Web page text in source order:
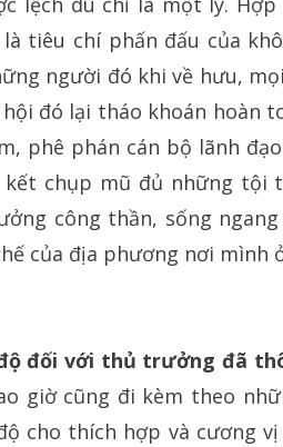
tiêu chí phấn đấu của
người đó khi về hưu,
đó lại tháo khoán hoàn
phê phán cán bộ lãnh
chụp mũ đủ những tội
công thần, sống
của địa phương nơi mình
đối với thủ trưởng đã
giờ cũng đi kèm theo
cho thích hợp và cương